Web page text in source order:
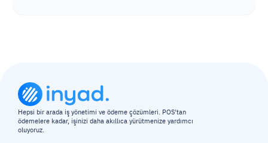
Hepsi bir arada iş yönetimi ve ödeme çözümleri. POS'tan
ödemelere kadar, işinizi daha akıllıca yürütmenize yardımcı
oluyoruz.